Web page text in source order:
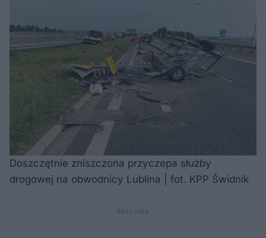
Doszczętnie zniszczona przyczepa służby
drogowej na obwodnicy Lublina | fot. KPP Świdnik